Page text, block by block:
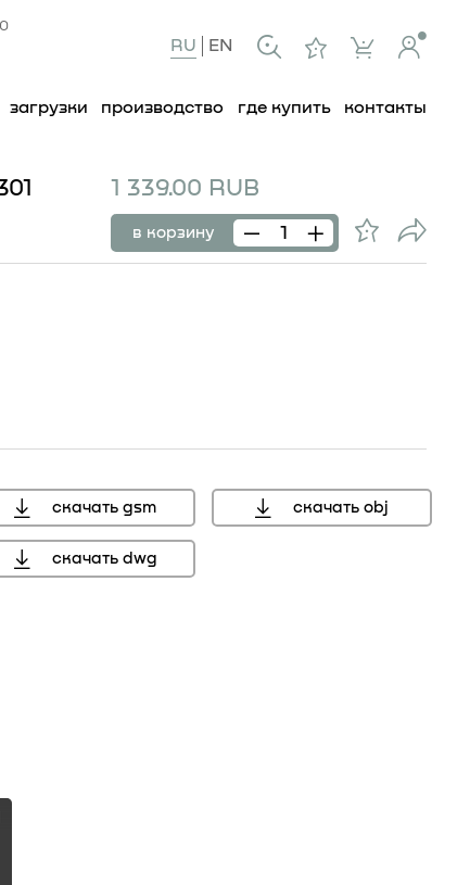
RU EN
загрузки производство где купить контакты
1 339.00 RUB
в корзину
скачать gsm скачать obj
скачать dwg